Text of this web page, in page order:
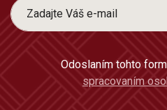
Odoslaním tohto
spracovaním